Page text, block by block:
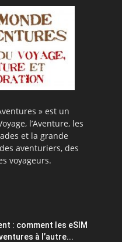
» est un
l’Aventure, les
et la grande
aventuriers, des
voyageurs.
: comment les eSIM
à l’autre...